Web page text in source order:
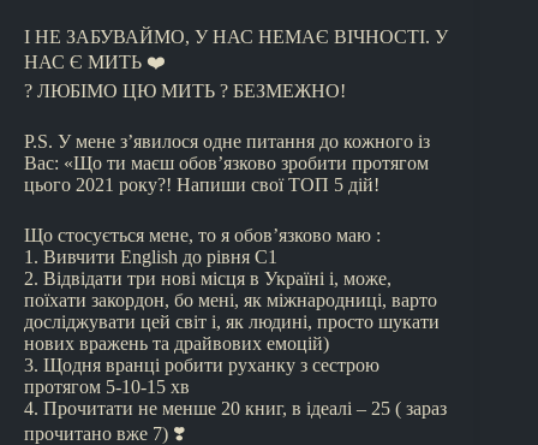
І НЕ ЗАБУВАЙМО, У НАС НЕМАЄ ВІЧНОСТІ. У
НАС Є МИТЬ ❤️
? ЛЮБІМО ЦЮ МИТЬ ? БЕЗМЕЖНО!
P.S. У мене з’явилося одне питання до кожного із
Вас: «Що ти маєш обов’язково зробити протягом
цього 2021 року?! Напиши свої ТОП 5 дій!
Що стосується мене, то я обов’язково маю :
1. Вивчити English до рівня С1
2. Відвідати три нові місця в Україні і, може,
поїхати закордон, бо мені, як міжнародниці, варто
досліджувати цей світ і, як людині, просто шукати
нових вражень та драйвових емоцій)
3. Щодня вранці робити руханку з сестрою
протягом 5-10-15 хв
4. Прочитати не менше 20 книг, в ідеалі – 25 ( зараз
прочитано вже 7) ❣️